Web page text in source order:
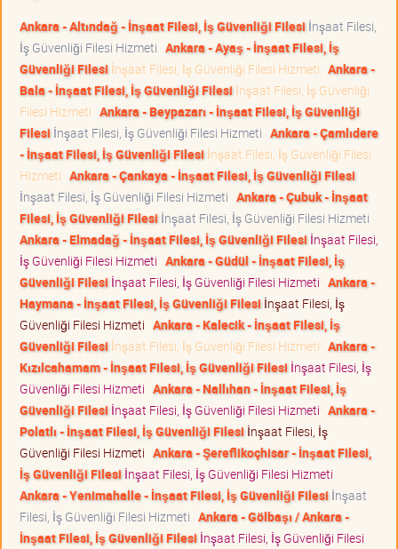
Ankara - Altındağ - İnşaat Filesi, İş Güvenliği Filesi İnşaat Filesi,
İş Güvenliği Filesi Hizmeti Ankara - Ayaş - İnşaat Filesi, İş
Güvenliği Filesi İnşaat Filesi, İş Güvenliği Filesi Hizmeti Ankara -
Bala - İnşaat Filesi, İş Güvenliği Filesi İnşaat Filesi, İş Güvenliği
Filesi Hizmeti Ankara - Beypazarı - İnşaat Filesi, İş Güvenliği
Filesi İnşaat Filesi, İş Güvenliği Filesi Hizmeti Ankara - Çamlıdere
- İnşaat Filesi, İş Güvenliği Filesi İnşaat Filesi, İş Güvenliği Filesi
Hizmeti Ankara - Çankaya - İnşaat Filesi, İş Güvenliği Filesi
İnşaat Filesi, İş Güvenliği Filesi Hizmeti Ankara - Çubuk - İnşaat
Filesi, İş Güvenliği Filesi İnşaat Filesi, İş Güvenliği Filesi Hizmeti
Ankara - Elmadağ - İnşaat Filesi, İş Güvenliği Filesi İnşaat Filesi,
İş Güvenliği Filesi Hizmeti Ankara - Güdül - İnşaat Filesi, İş
Güvenliği Filesi İnşaat Filesi, İş Güvenliği Filesi Hizmeti Ankara -
Haymana - İnşaat Filesi, İş Güvenliği Filesi İnşaat Filesi, İş
Güvenliği Filesi Hizmeti Ankara - Kalecik - İnşaat Filesi, İş
Güvenliği Filesi İnşaat Filesi, İş Güvenliği Filesi Hizmeti Ankara -
Kızılcahamam - İnşaat Filesi, İş Güvenliği Filesi İnşaat Filesi, İş
Güvenliği Filesi Hizmeti Ankara - Nallıhan - İnşaat Filesi, İş
Güvenliği Filesi İnşaat Filesi, İş Güvenliği Filesi Hizmeti Ankara -
Polatlı - İnşaat Filesi, İş Güvenliği Filesi İnşaat Filesi, İş
Güvenliği Filesi Hizmeti Ankara - Şereflikoçhisar - İnşaat Filesi,
İş Güvenliği Filesi İnşaat Filesi, İş Güvenliği Filesi Hizmeti
Ankara - Yenimahalle - İnşaat Filesi, İş Güvenliği Filesi İnşaat
Filesi, İş Güvenliği Filesi Hizmeti Ankara - Gölbaşı / Ankara -
İnşaat Filesi, İş Güvenliği Filesi İnşaat Filesi, İş Güvenliği Filesi